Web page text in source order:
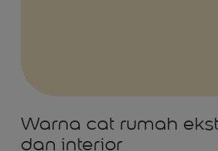
Warna cat rumah
dan interior